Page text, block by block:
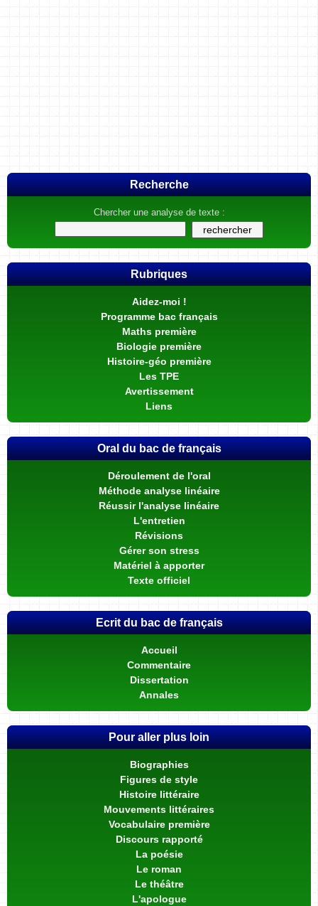
Recherche
Chercher une analyse de texte :
Rubriques
Aidez-moi !
Programme bac français
Maths première
Biologie première
Histoire-géo première
Les TPE
Avertissement
Liens
Oral du bac de français
Déroulement de l'oral
Méthode analyse linéaire
Réussir l'analyse linéaire
L'entretien
Révisions
Gérer son stress
Matériel à apporter
Texte officiel
Ecrit du bac de français
Accueil
Commentaire
Dissertation
Annales
Pour aller plus loin
Biographies
Figures de style
Histoire littéraire
Mouvements littéraires
Vocabulaire première
Discours rapporté
La poésie
Le roman
Le théâtre
L'apologue